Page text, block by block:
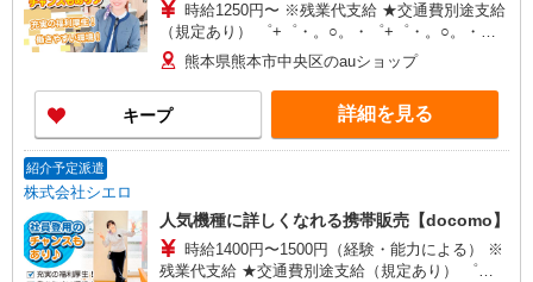
時給1250円〜 ※残業代支給 ★交通費別途支給
（規定あり） ゜+゜・。○。・゜+゜・。○。・゜
+゜ 入社祝い金10万円支給(規定有) お友達を紹介
頂くと, インセンティブ支給(規定有) ★月2回払
い・週払い可能（規程有）★ ゜・。○。・゜
+゜・。○。・゜+゜
熊本県熊本市中央区のauショップ
キープ 詳細を見る
紹介予定派遣
株式会社シエロ
人気機種に詳しくなれる携帯販売【docomo】
時給1400円〜1500円（経験・能力による） ※
残業代支給 ★交通費別途支給（規定あり） ゜